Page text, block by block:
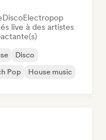
DiscoElectropop
live à des artistes
Disco
Pop House music